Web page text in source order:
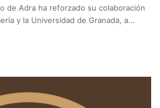
de Adra ha reforzado su colaboración
y la Universidad de Granada, a…